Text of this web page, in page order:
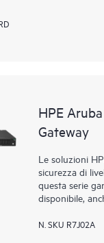
HPE
Gateway
Le soluzioni
sicurezza di
questa serie
disponibile,
N. SKU R7J02A